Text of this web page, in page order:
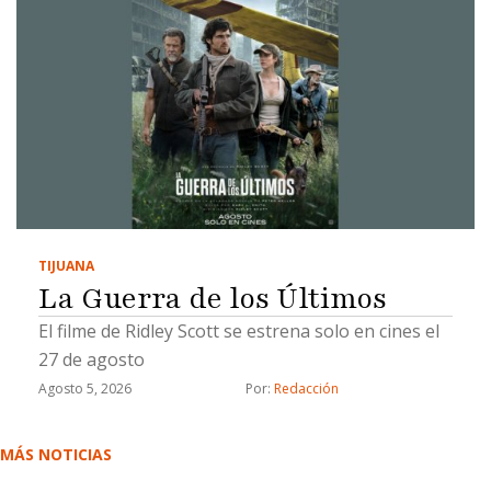
TIJUANA
La Guerra de los Últimos
El filme de Ridley Scott se estrena solo en cines el
27 de agosto
Agosto 5, 2026 Por: Redacción
MÁS NOTICIAS